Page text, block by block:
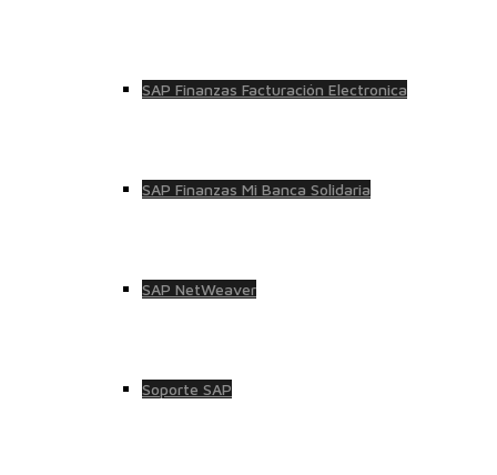
SAP Finanzas Facturación Electronica
SAP Finanzas Mi Banca Solidaria
SAP NetWeaver
Soporte SAP